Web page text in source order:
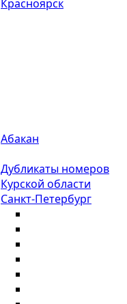
Красноярск
Абакан
Дубликаты номеров
Курской области
Санкт-Петербург